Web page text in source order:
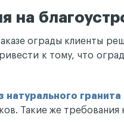
на
ограды клиенты
к тому, что
натурального гранита
Такие же